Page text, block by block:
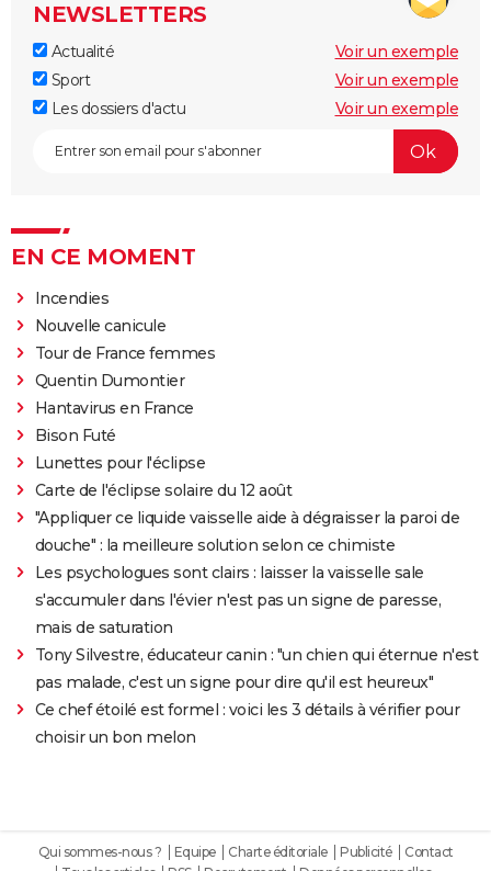
NEWSLETTERS
Actualité
Voir un exemple
Sport
Voir un exemple
Les dossiers d'actu
Voir un exemple
EN CE MOMENT
Incendies
Nouvelle canicule
Tour de France femmes
Quentin Dumontier
Hantavirus en France
Bison Futé
Lunettes pour l'éclipse
Carte de l'éclipse solaire du 12 août
"Appliquer ce liquide vaisselle aide à dégraisser la paroi de
douche" : la meilleure solution selon ce chimiste
Les psychologues sont clairs : laisser la vaisselle sale
s'accumuler dans l'évier n'est pas un signe de paresse,
mais de saturation
Tony Silvestre, éducateur canin : "un chien qui éternue n'est
pas malade, c'est un signe pour dire qu'il est heureux"
Ce chef étoilé est formel : voici les 3 détails à vérifier pour
choisir un bon melon
Qui sommes-nous ? Equipe Charte éditoriale Publicité
Contact